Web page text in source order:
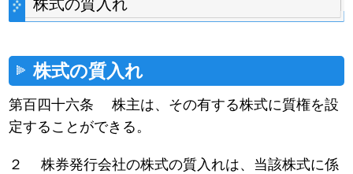
株式の質入れ
株式の質入れ
第百四十六条 株主は、その有する株式に質権を設
定することができる。
２ 株券発行会社の株式の質入れは、当該株式に係